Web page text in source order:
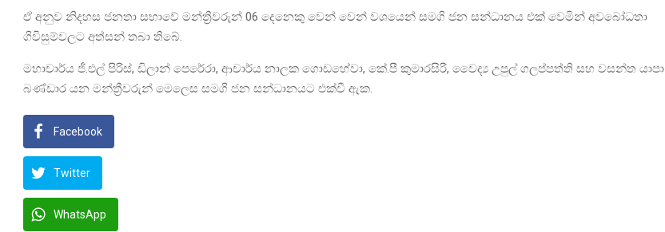
ඒ අනුව නිදහස ජනතා සභාවේ මන්ත්‍රීවරුන් 06 දෙනෙකු වෙන් වෙන් වශයෙන් සමගි ජන සන්ධානය එක් වෙමින් අවබෝධතා
ගිවිසුම්වලට අත්සන් තබා තිබේ.
මහාචාර්ය ජී.එල් පිරිස්, ඩිලාන් පෙරේරා, ආචාර්ය නාලක ගොඩහේවා, කේ.පී කුමාරසිරි, වෛද්‍ය උපුල් ගලප්පත්ති සහ වසන්ත යාපා
බණ්ඩාර යන මන්ත්‍රීවරුන් මෙලෙස සමගි ජන සන්ධානයට එක්වී ඇක.
Facebook
Twitter
WhatsApp